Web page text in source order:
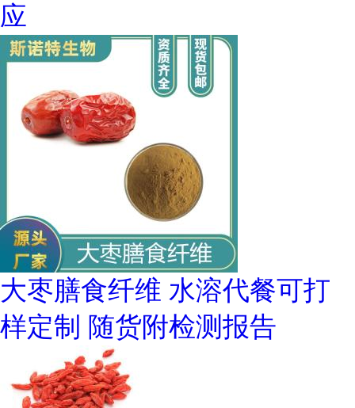
应
大枣膳食纤维 水溶代餐可打
样定制 随货附检测报告